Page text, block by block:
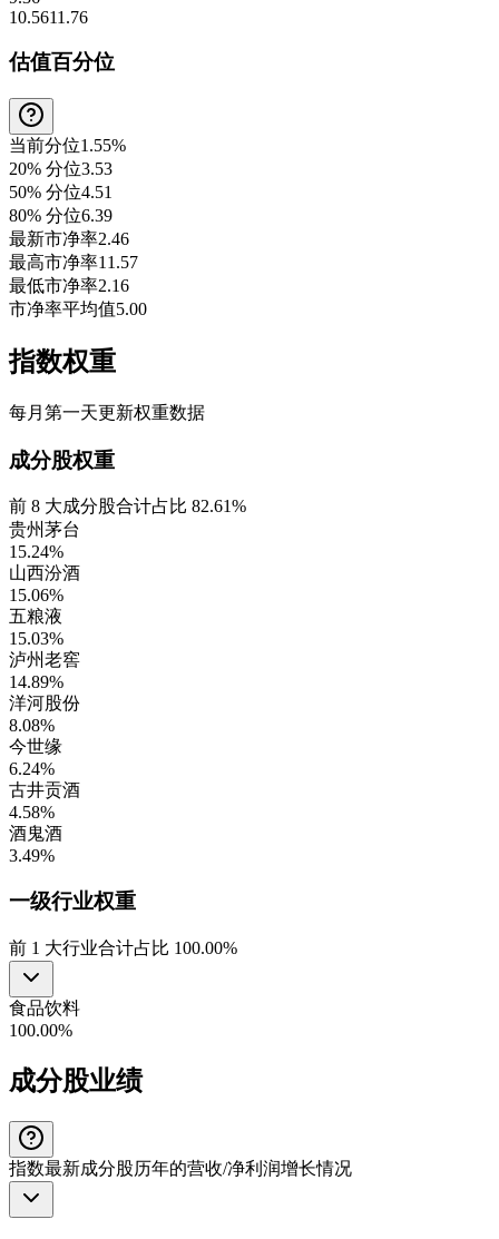
10.5611.76
估值百分位
当前分位1.55%
20% 分位3.53
50% 分位4.51
80% 分位6.39
最新市净率2.46
最高市净率11.57
最低市净率2.16
市净率平均值5.00
指数权重
每月第一天更新权重数据
成分股权重
前 8 大成分股合计占比 82.61%
贵州茅台
15.24%
山西汾酒
15.06%
五粮液
15.03%
泸州老窖
14.89%
洋河股份
8.08%
今世缘
6.24%
古井贡酒
4.58%
酒鬼酒
3.49%
一级行业权重
前 1 大行业合计占比 100.00%
食品饮料
100.00%
成分股业绩
指数最新成分股历年的营收/净利润增长情况